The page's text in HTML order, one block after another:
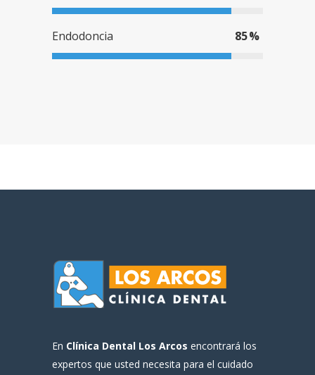
Endodoncia 85
En Clínica Dental Los Arcos encontrará los
expertos que usted necesita para el cuidado